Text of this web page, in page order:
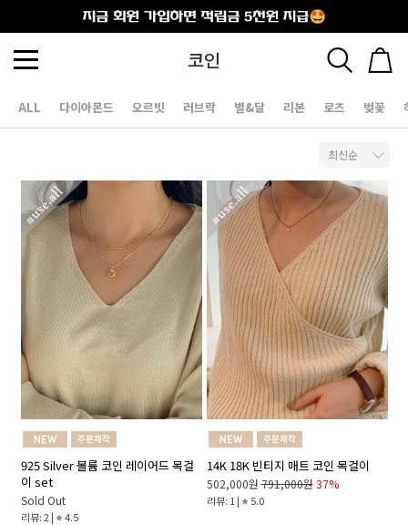
출석체크
코인
ALL 다이아몬드 오르빗 러브락 별&달 리본 로즈 벚꽃
925 Silver 볼륨 코인 레이어드 목걸
이 set
Sold Out
리뷰: 2 | 4.5
14K 18K 빈티지 매트 코인 목걸이
502,000원 791,000원 37%
리뷰: 1 | 5.0